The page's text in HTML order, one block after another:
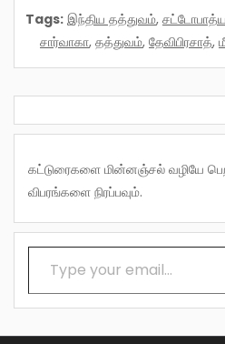
Tags: இந்திய தத்துவம்,
சார்வாகா, தத்துவம், தேவிபிரசாத்,
கட்டுரைகளை மின்னஞ்சல் வழியே பெற விரும்புவோர், கீழ்க்காணும்
விபரங்களை நிரப்பவும்.
Type your email…